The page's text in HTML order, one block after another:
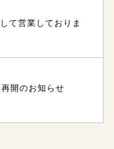
て営業しておりま
開のお知らせ